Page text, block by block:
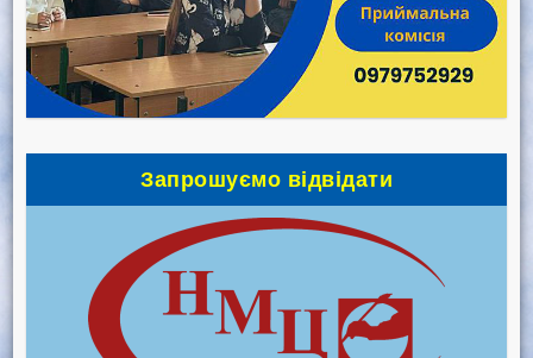
Запрошуємо відвідати